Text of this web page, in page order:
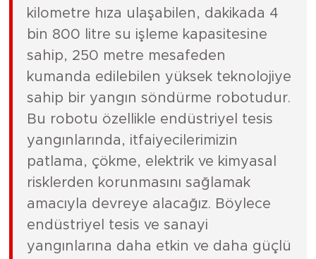
kilometre hıza ulaşabilen, dakikada 4
bin 800 litre su işleme kapasitesine
sahip, 250 metre mesafeden
kumanda edilebilen yüksek teknolojiye
sahip bir yangın söndürme robotudur.
Bu robotu özellikle endüstriyel tesis
yangınlarında, itfaiyecilerimizin
patlama, çökme, elektrik ve kimyasal
risklerden korunmasını sağlamak
amacıyla devreye alacağız. Böylece
endüstriyel tesis ve sanayi
yangınlarına daha etkin ve daha güçlü